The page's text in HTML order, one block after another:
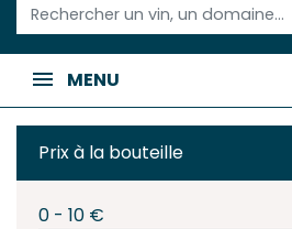
MENU
Prix à la bouteille
0 - 10 €